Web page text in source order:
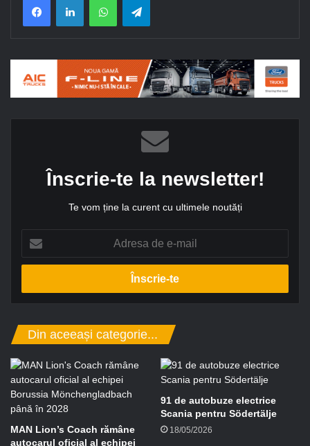
Înscrie-te la newsletter!
Te vom ține la curent cu ultimele noutăți
r
s
d
-
m
a
i
l
Din aceeași categorie...
MAN Lion’s Coach rămâne
autocarul oficial al echipei
91 de autobuze electrice
Scania pentru Södertälje
18/05/2026